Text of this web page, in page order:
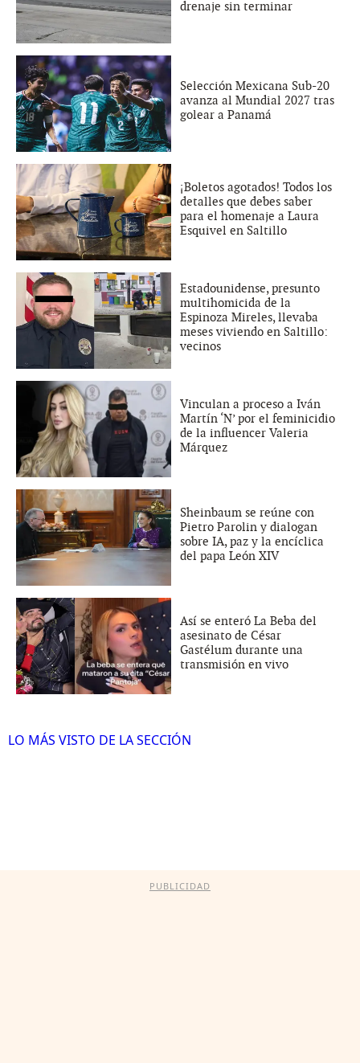
drenaje sin terminar
Selección Mexicana Sub-20
avanza al Mundial 2027 tras
golear a Panamá
¡Boletos agotados! Todos los
detalles que debes saber
para el homenaje a Laura
Esquivel en Saltillo
Estadounidense, presunto
multihomicida de la
Espinoza Mireles, llevaba
meses viviendo en Saltillo:
vecinos
Vinculan a proceso a Iván
Martín ‘N’ por el feminicidio
de la influencer Valeria
Márquez
Sheinbaum se reúne con
Pietro Parolin y dialogan
sobre IA, paz y la encíclica
del papa León XIV
Así se enteró La Beba del
asesinato de César
Gastélum durante una
transmisión en vivo
LO MÁS VISTO DE LA SECCIÓN
PUBLICIDAD